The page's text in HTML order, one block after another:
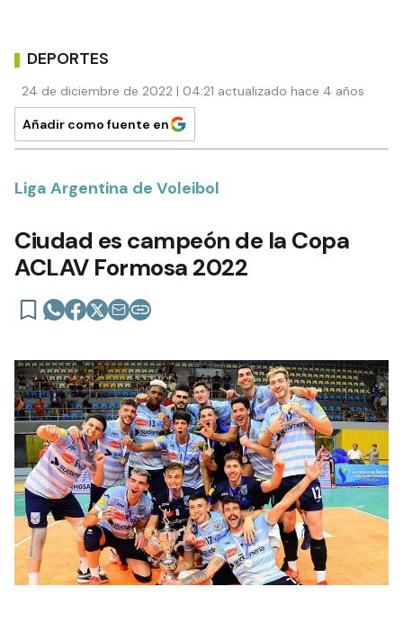
DEPORTES
24 de diciembre de 2022 | 04:21 actualizado hace 4 años
Añadir como fuente en
Liga Argentina de Voleibol
Ciudad es campeón de la Copa
ACLAV Formosa 2022